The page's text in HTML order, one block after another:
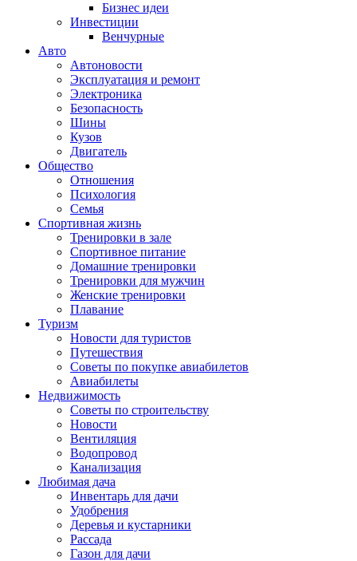
Бизнес идеи
Инвестиции
Венчурные
Авто
Автоновости
Эксплуатация и ремонт
Электроника
Безопасность
Шины
Кузов
Двигатель
Общество
Отношения
Психология
Семья
Спортивная жизнь
Тренировки в зале
Спортивное питание
Домашние тренировки
Тренировки для мужчин
Женские тренировки
Плавание
Туризм
Новости для туристов
Путешествия
Советы по покупке авиабилетов
Авиабилеты
Недвижимость
Советы по строительству
Новости
Вентиляция
Водопровод
Канализация
Любимая дача
Инвентарь для дачи
Удобрения
Деревья и кустарники
Рассада
Газон для дачи